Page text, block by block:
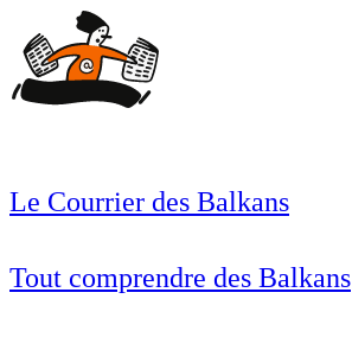
Le Courrier des Balkans
Tout comprendre des Balkans